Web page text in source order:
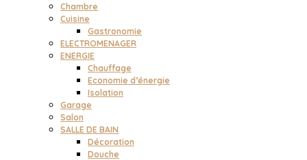
Chambre
Cuisine
Gastronomie
ELECTROMENAGER
ENERGIE
Chauffage
Economie d’énergie
Isolation
Garage
Salon
SALLE DE BAIN
Décoration
Douche